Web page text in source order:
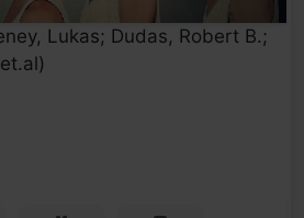
Lukas; Dudas, Robert B.;